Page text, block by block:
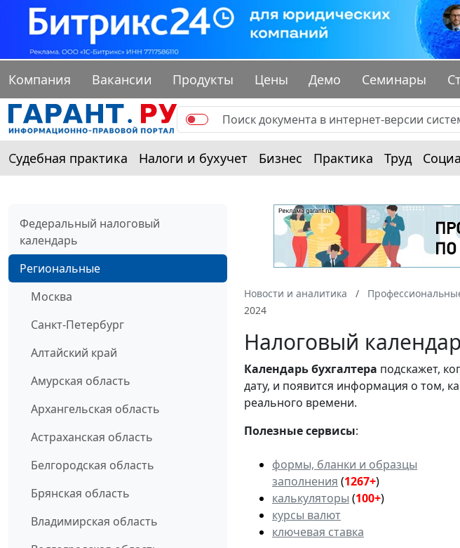
Компания Вакансии Продукты Цены Демо Семинары
Судебная практика Налоги и бухучет Бизнес Практика Труд
Федеральный налоговый
календарь
Региональные
Москва
Санкт-Петербург
Алтайский край
Амурская область
Архангельская область
Астраханская область
Белгородская область
Брянская область
Владимирская область
Новости и аналитика
2024
Налоговый
Календарьбухгалтера подскажет,
дату, и появится информация о том,
реального времени.
Полезные сервисы:
формы, бланки и образцы
заполнения (1267+)
калькуляторы (100+)
курсы валют
ключевая ставка